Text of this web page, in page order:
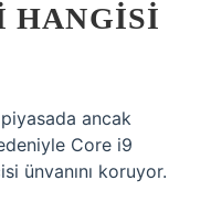
HANGISI
ancak
Core i9
ünvanını koruyor.